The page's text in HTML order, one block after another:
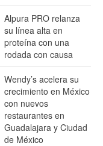
Alpura PRO relanza
su línea alta en
proteína con una
rodada con causa
Wendy’s acelera su
crecimiento en México
con nuevos
restaurantes en
Guadalajara y Ciudad
de México